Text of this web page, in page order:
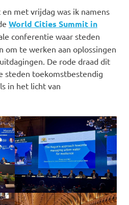
met vrijdag was ik namens
World Cities Summit in
conferentie waar steden
om te werken aan oplossingen
De rode draad dit
steden toekomstbestendig
in het licht van